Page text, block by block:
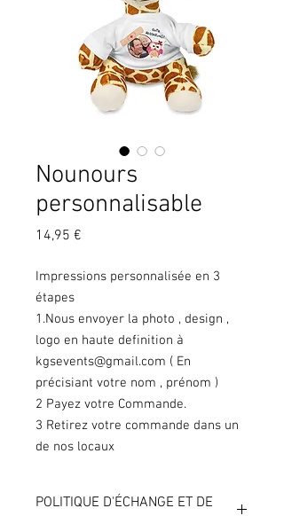
Nounours
personnalisable
14,95 €
Impressions personnalisée en 3
étapes
1.Nous envoyer la photo , design ,
logo en haute definition à
kgsevents@gmail.com ( En
précisiant votre nom , prénom )
2 Payez votre Commande.
3 Retirez votre commande dans un
de nos locaux
POLITIQUE D'ÉCHANGE ET DE